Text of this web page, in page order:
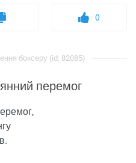
0
боксеру (id: 82085)
перемог